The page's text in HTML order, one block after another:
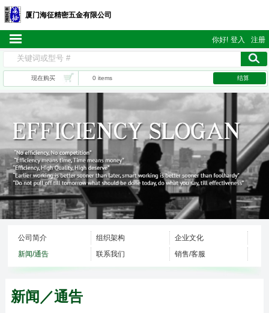
厦门海征精密五金有限公司
你好! 登入 注册
现在购买 0 items 结算
公司简介 组织架构
企业文化
新闻/通告
联系我们 销售/客服
新闻／通告